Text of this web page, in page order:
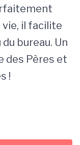
il facilite
bureau. Un
des Pères et
!